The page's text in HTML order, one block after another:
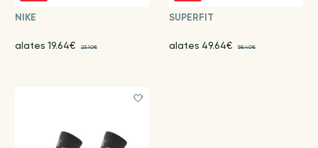
NIKE
alates 19.64€ 23.10€
SUPERFIT
alates 49.64€ 58.40€